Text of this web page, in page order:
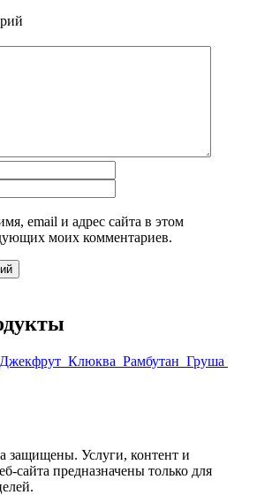
email и адрес сайта в этом
моих комментариев.
Джекфрут Клюква Рамбутан Груша
защищены. Услуги, контент и
сайта предназначены только для